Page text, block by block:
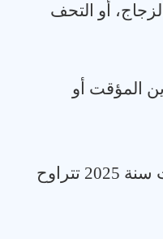
أو التحف
المؤقت أو
بشكل عام، الأسعار بالكويت سنة 2025 تتراوح